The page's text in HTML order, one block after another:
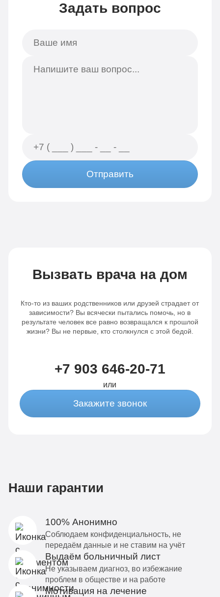
Задать вопрос
Отправить
Вызвать врача на дом
Кто-то из ваших родственников или друзей страдает от
зависимости? Вы всячески пытались помочь, но в
результате человек все равно возвращался к прошлой
жизни? Вы не первые, кто столкнулся с этой бедой.
+7 903 646-20-71
или
Закажите звонок
Наши гарантии
100% Анонимно
Соблюдаем конфиденциальность, не
передаём данные и не ставим на учёт
Выдаём больничный лист
Не указываем диагноз, во избежание
проблем в обществе и на работе
Мотивация на лечение